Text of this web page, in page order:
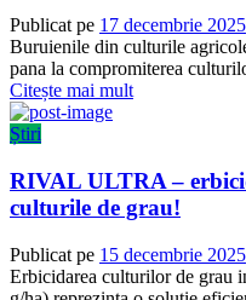
Publicat pe 17 decembrie 2025
Buruienile din culturile
pana la compromiterea
Citește mai mult
Știri
RIVAL ULTRA –
culturile de grau!
Publicat pe 15 decembrie 2025
Erbicidarea culturilor de